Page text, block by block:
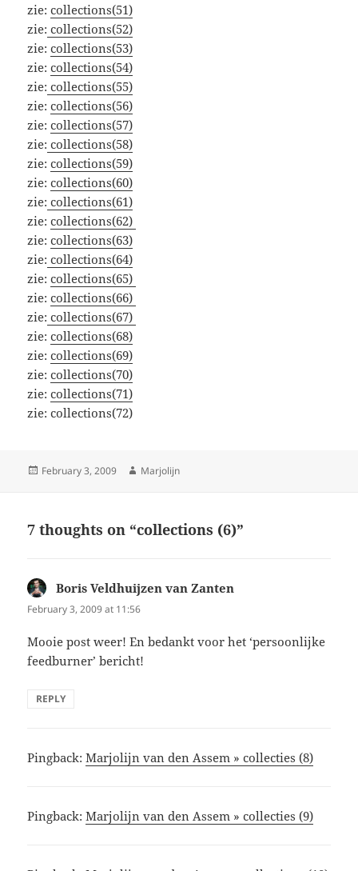
zie:collections(51)
zie: collections(52)
zie:collections(53)
zie:collections(54)
zie: collections(55)
zie:collections(56)
zie:collections(57)
zie: collections(58)
zie:collections(59)
zie:collections(60)
zie: collections(61)
zie:collections(62)
zie:collections(63)
zie: collections(64)
zie:collections(65)
zie:collections(66)
zie: collections(67)
zie:collections(68)
zie:collections(69)
zie:collections(70)
zie:collections(71)
zie: collections(72)
Posted
February 3, 2009 Author
Marjolijn
7 thoughts on “collections (6)”
Boris Veldhuijzen van Zanten
February 3, 2009 at 11:56
Mooie post weer! En bedankt voor het ‘persoonlijke
feedburner’ bericht!
REPLY
Pingback:Marjolijn van den Assem » collecties (8)
Pingback:Marjolijn van den Assem » collecties (9)